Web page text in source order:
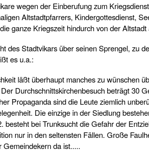
wegen der Einberufung zum
Altstadtpfarrers, Kindergottesdienst,
ganze Kriegszeit hindurch von der Altstadt
des Stadtvikars über seinen Sprengel, zu
es u.a.:
läßt überhaupt manches zu wünschen
Durchschnittskirchenbesuch beträgt 30
Propaganda sind die Leute ziemlich
Die einzige in der Siedlung
besteht bei Trunksucht die Gefahr der
nur in den seltensten Fällen. Große
Gemeindekern da ist.....